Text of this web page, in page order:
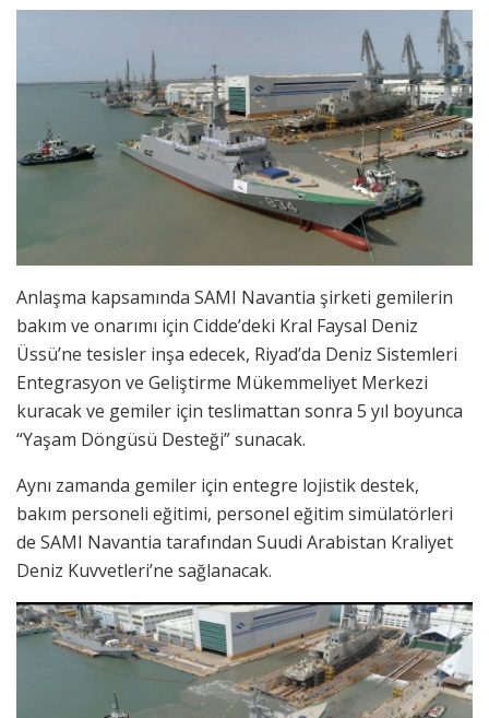
Anlaşma kapsamında SAMI Navantia şirketi gemilerin
bakım ve onarımı için Cidde’deki Kral Faysal Deniz
Üssü’ne tesisler inşa edecek, Riyad’da Deniz Sistemleri
Entegrasyon ve Geliştirme Mükemmeliyet Merkezi
kuracak ve gemiler için teslimattan sonra 5 yıl boyunca
“Yaşam Döngüsü Desteği” sunacak.
Aynı zamanda gemiler için entegre lojistik destek,
bakım personeli eğitimi, personel eğitim simülatörleri
de SAMI Navantia tarafından Suudi Arabistan Kraliyet
Deniz Kuvvetleri’ne sağlanacak.